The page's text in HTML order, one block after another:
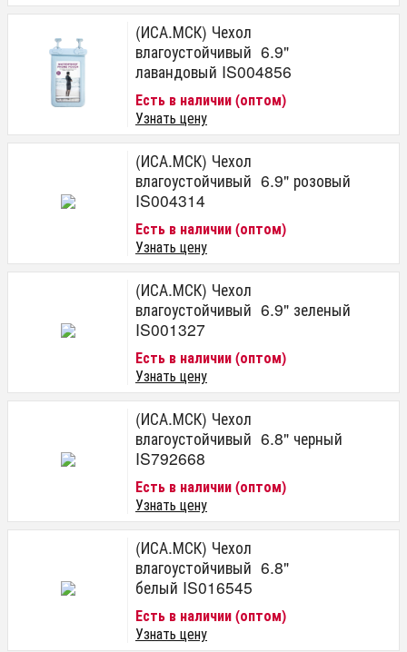
(ИСА.МСК) Чехол
влагоустойчивый 6.9"
лавандовый IS004856
Есть в наличии (оптом)
Узнать цену
(ИСА.МСК) Чехол
влагоустойчивый 6.9" розовый
IS004314
Есть в наличии (оптом)
Узнать цену
(ИСА.МСК) Чехол
влагоустойчивый 6.9" зеленый
IS001327
Есть в наличии (оптом)
Узнать цену
(ИСА.МСК) Чехол
влагоустойчивый 6.8" черный
IS792668
Есть в наличии (оптом)
Узнать цену
(ИСА.МСК) Чехол
влагоустойчивый 6.8"
белый IS016545
Есть в наличии (оптом)
Узнать цену